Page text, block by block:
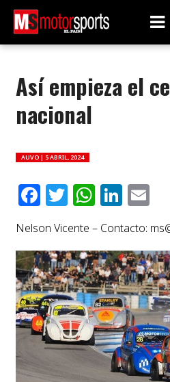
Así empieza el
nacional
AUVO | 5 ABRIL, 2024
Facebook
Twitter
Nelson Vicente – Contacto: